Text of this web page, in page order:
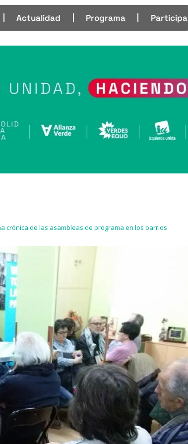
Actualidad Programa Participa
crónica de las asambleas de programa en los barrios